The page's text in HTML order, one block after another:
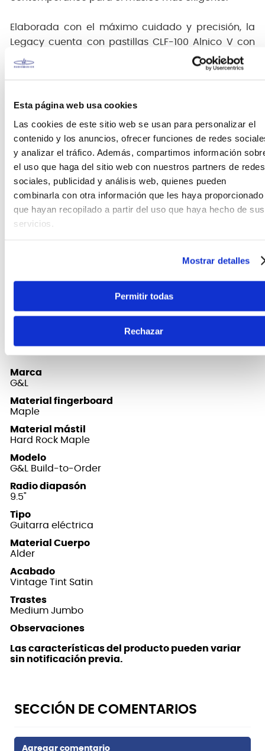
Esta página web usa cookies
Las cookies de este sitio web se usan para personalizar el
contenido y los anuncios, ofrecer funciones de redes
y analizar el tráfico. Además, compartimos información
el uso que haga del sitio web con nuestros partners de redes
sociales, publicidad y análisis web, quienes pueden
combinarla con otra información que les haya proporcionado
que hayan recopilado a partir del uso que haya hecho de sus
servicios.
Mostrar detalles
Permitir todas
Rechazar
Elaborada con el máximo cuidado y precisión, la
Legacy cuenta con pastillas CLF-100 Alnico V con
especificaciones antiguas que ofrecen ese timbre
inconfundible que recuerdan a los mejores
de G&L está equipado con el sistema PTB™ (Passive
pastillas para brindar una variedad
dramáticamente mayor que la configuración
clásica. Además, el vibrato Dual-Fulcrum diseñado
hacia abajo con una estabilidad insuperable.
El mástil de arce hard-rock del Legacy presenta un
níquel-plata para una excelente ergonomía. Si
busca una guitarra que combine lo mejor del
pasado y el presente con una artesanía
inigualable, no busque más que la G&L Legacy™.
FICHA TÉCNICA Y DIMENSIONES
Marca
G&L
Material fingerboard
Maple
Material mástil
Hard Rock Maple
Modelo
G&L Build-to-Order
Radio diapasón
9.5"
Tipo
Guitarra eléctrica
Material Cuerpo
Alder
Acabado
Vintage Tint Satin
Trastes
Medium Jumbo
Observaciones
Las características del producto pueden variar
sin notificación previa.